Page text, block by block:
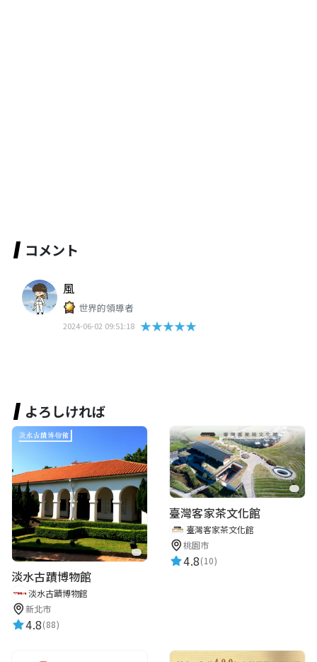
コメント
風
世界的領導者
2024-06-02 09:51:18 ★★★★★
よろしければ
淡水古蹟博物館
淡水古蹟博物館
新北市
4.8(88)
臺灣客家茶文化館
臺灣客家茶文化館
桃園市
4.8(10)